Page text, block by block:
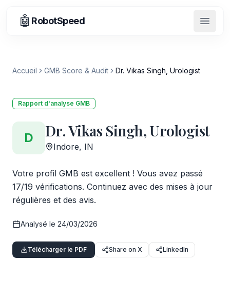
🤖 RobotSpeed
Accueil GMB Score & Audit Dr. Vikas Singh, Urologist
Rapport d'analyse GMB
D Dr. Vikas Singh, Urologist
Indore, IN
Votre profil GMB est excellent ! Vous avez passé
17/19 vérifications. Continuez avec des mises à jour
régulières et des avis.
Analysé le 24/03/2026
Télécharger le PDF Share on X LinkedIn